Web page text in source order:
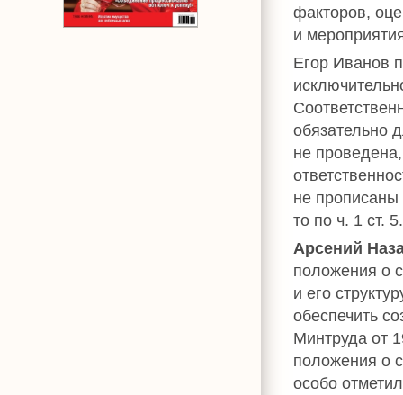
факторов,
и
Егор Иванов
обязательно
не
не
то по ч. 1 ст.
Арсений
положения о
и его
обеспечить
Минтруда от
положения о
особо